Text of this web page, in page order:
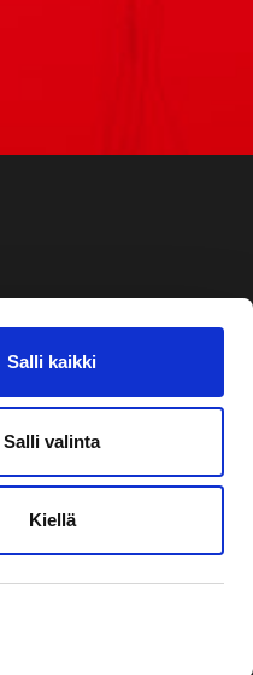
Salli kaikki
Salli valinta
Kiellä